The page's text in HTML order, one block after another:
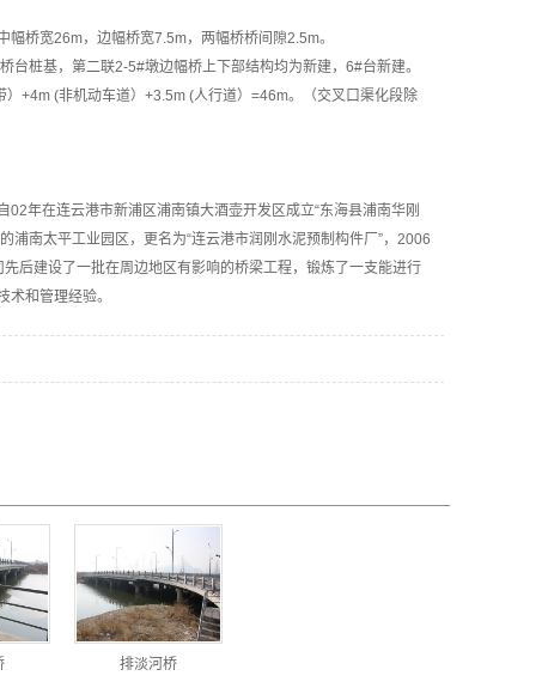
桥宽26m，边幅桥宽7.5m，两幅桥桥间隙2.5m。
桩基，第二联2-5#墩边幅桥上下部结构均为新建，6#台新建。
+4m (非机动车道）+3.5m (人行道）=46m。（交叉口渠化段除
年在连云港市新浦区浦南镇大酒壶开发区成立“东海县浦南华刚
南太平工业园区，更名为“连云港市润刚水泥预制构件厂”，2006
后建设了一批在周边地区有影响的桥梁工程，锻炼了一支能进行
和管理经验。
排淡河桥